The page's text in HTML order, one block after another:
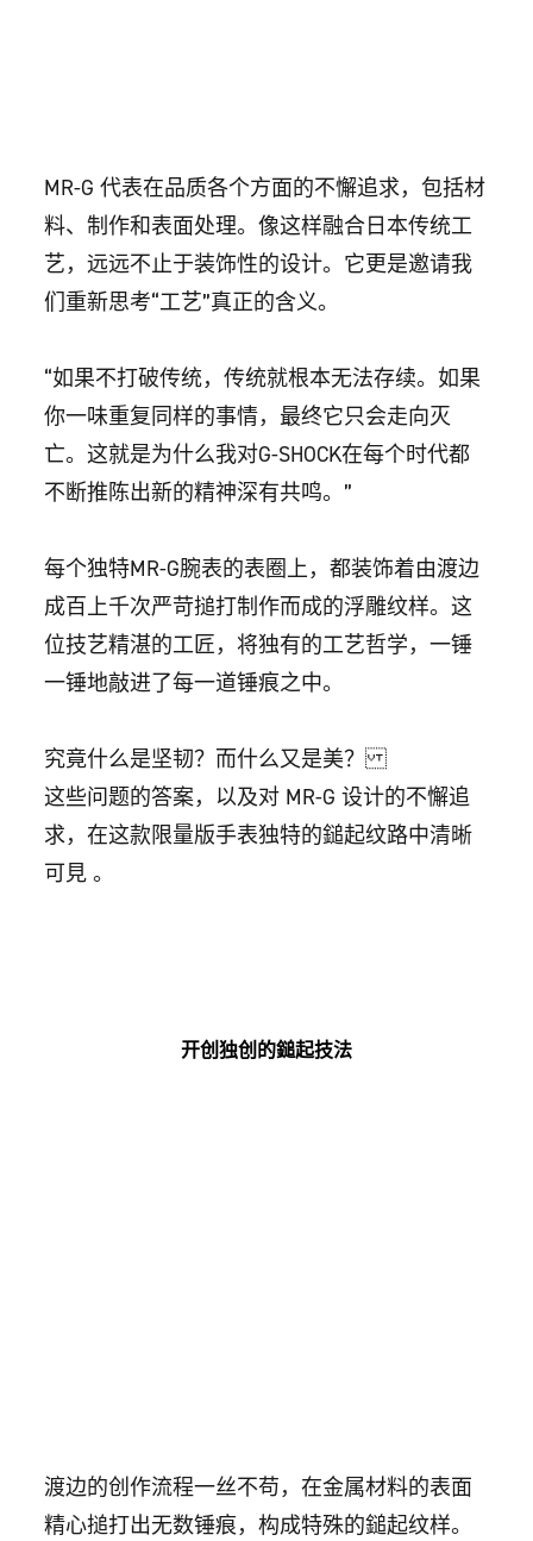
MR-G 代表在品质各个方面的不懈追求，包括材
料、制作和表面处理。像这样融合日本传统工
艺，远远不止于装饰性的设计。它更是邀请我
们重新思考“工艺”真正的含义。
“如果不打破传统，传统就根本无法存续。如果
你一味重复同样的事情，最终它只会走向灭
亡。这就是为什么我对G-SHOCK在每个时代都
不断推陈出新的精神深有共鸣。”
每个独特MR-G腕表的表圈上，都装饰着由渡边
成百上千次严苛搥打制作而成的浮雕纹样。这
位技艺精湛的工匠，将独有的工艺哲学，一锤
一锤地敲进了每一道锤痕之中。
究竟什么是坚韧？而什么又是美？
这些问题的答案，以及对 MR-G 设计的不懈追
求，在这款限量版手表独特的鎚起纹路中清晰
可見 。
开创独创的鎚起技法
渡边的创作流程一丝不苟，在金属材料的表面
精心搥打出无数锤痕，构成特殊的鎚起纹样。